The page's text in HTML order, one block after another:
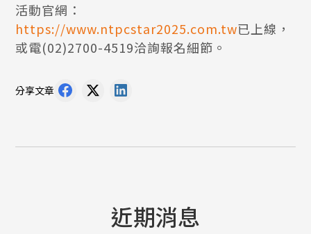
活動官網：
https://www.ntpcstar2025.com.tw已上線，
或電(02)2700-4519洽詢報名細節。
分享文章
近期消息